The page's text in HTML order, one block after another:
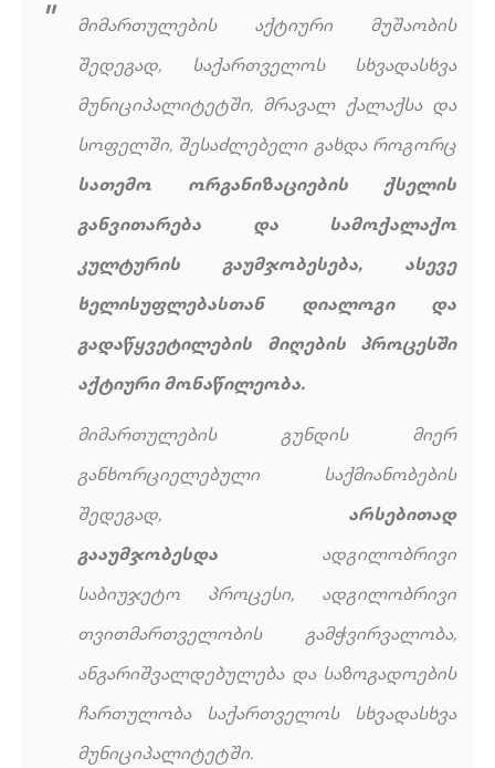
მიმართულების აქტიური მუშაობის
შედეგად, საქართველოს სხვადასხვა
მუნიციპალიტეტში, მრავალ ქალაქსა და
სოფელში, შესაძლებელი გახდა როგორც
სათემო ორგანიზაციების ქსელის
განვითარება და სამოქალაქო
კულტურის გაუმჯობესება, ასევე
ხელისუფლებასთან დიალოგი და
გადაწყვეტილების მიღების პროცესში
აქტიური მონაწილეობა.
მიმართულების გუნდის მიერ
განხორციელებული საქმიანობების
შედეგად, არსებითად
გააუმჯობესდა ადგილობრივი
საბიუჯეტო პროცესი, ადგილობრივი
თვითმართველობის გამჭვირვალობა,
ანგარიშვალდებულება და საზოგადოების
ჩართულობა საქართველოს სხვადასხვა
მუნიციპალიტეტში.